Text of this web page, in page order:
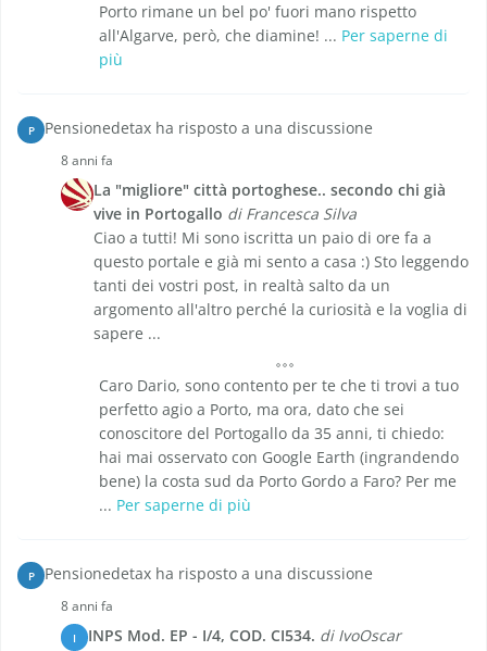
Porto rimane un bel po' fuori mano rispetto
all'Algarve, però, che diamine! ... Per saperne di
più
P Pensionedetax ha risposto a una discussione
8 anni fa
La "migliore" città portoghese.. secondo chi già
vive in Portogallo di Francesca Silva
Ciao a tutti! Mi sono iscritta un paio di ore fa a
questo portale e già mi sento a casa :) Sto leggendo
tanti dei vostri post, in realtà salto da un
argomento all'altro perché la curiosità e la voglia di
sapere ...
Caro Dario, sono contento per te che ti trovi a tuo
perfetto agio a Porto, ma ora, dato che sei
conoscitore del Portogallo da 35 anni, ti chiedo:
hai mai osservato con Google Earth (ingrandendo
bene) la costa sud da Porto Gordo a Faro? Per me
... Per saperne di più
P Pensionedetax ha risposto a una discussione
8 anni fa
I INPS Mod. EP - I/4, COD. CI534. di IvoOscar